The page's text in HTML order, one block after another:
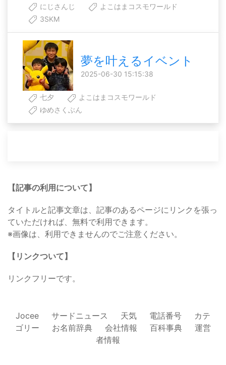
にじさんじ
よこはまコスモワールド
3SKM
夢を叶えるイベント
2025-06-30 15:15:38
七夕
よこはまコスモワールド
ゆめさくぶん
【記事の利用について】
タイトルと記事文章は、記事のあるページにリンクを張っ
ていただければ、無料で利用できます。
※画像は、利用できませんのでご注意ください。
【リンクついて】
リンクフリーです。
Jocee サードニュース 天気 電話番号
カテ
ゴリー
お名前辞典 会社情報 百科事典
運営
者情報